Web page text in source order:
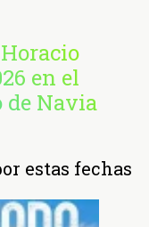
en el
de Navia
estas fechas